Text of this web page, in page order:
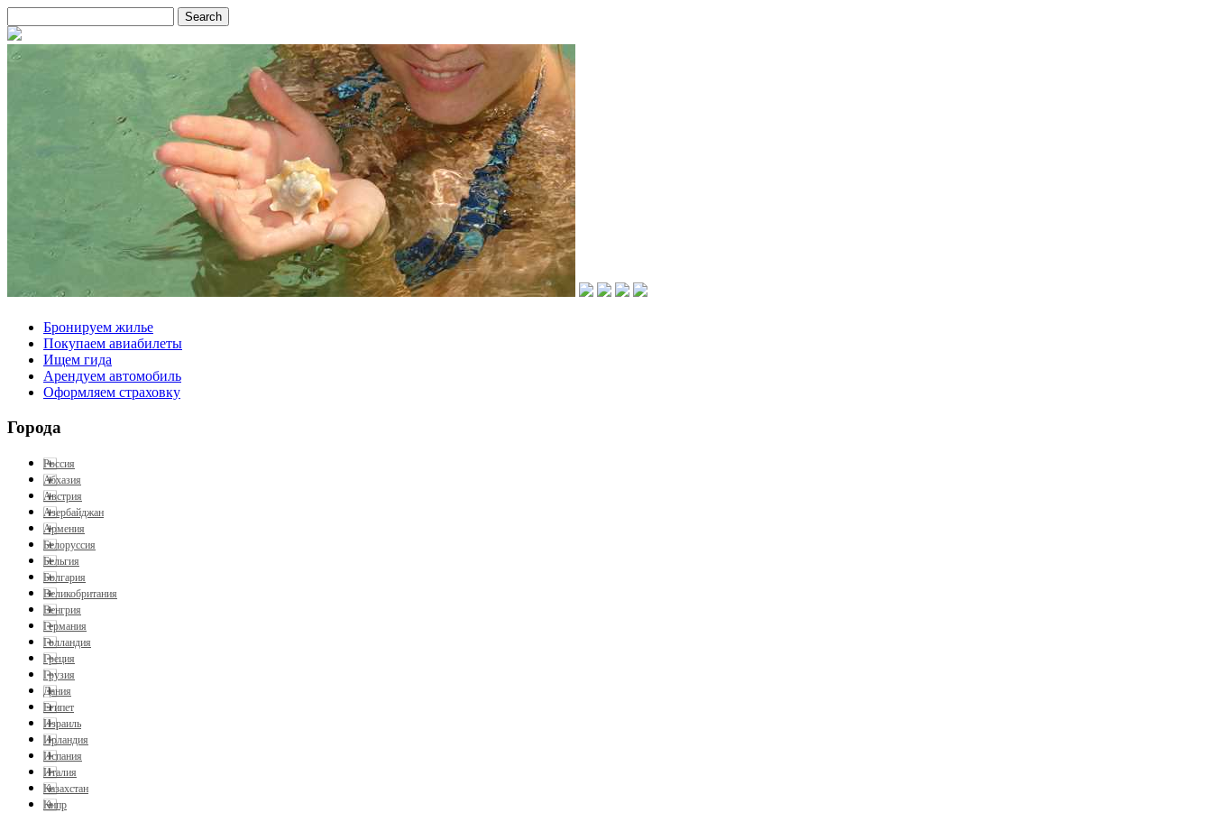
Бронируем жилье
Покупаем авиабилеты
Ищем гида
Арендуем автомобиль
Оформляем страховку
Города
Россия
Абхазия
Австрия
Азербайджан
Армения
Белоруссия
Бельгия
Болгария
Великобритания
Венгрия
Германия
Голландия
Греция
Грузия
Дания
Египет
Израиль
Ирландия
Испания
Италия
Казахстан
Кипр